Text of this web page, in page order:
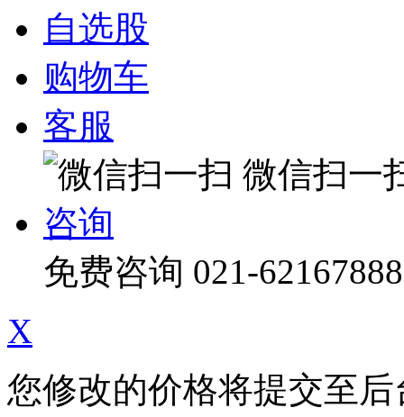
自选股
购物车
客服
微信扫一
咨询
免费咨询 021-62167888
X
您修改的价格将提交至